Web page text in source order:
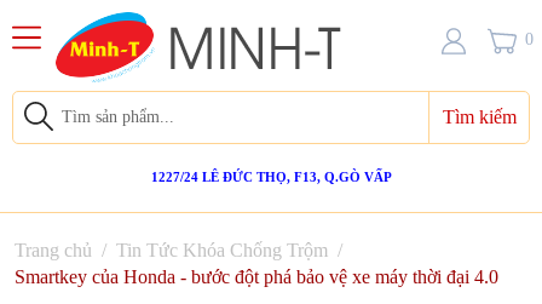
Tìm kiếm
1227/24 LÊ ĐỨC THỌ, F13, Q.GÒ VẤP
0
Trang chủ / Tin Tức Khóa Chống Trộm /
Smartkey của Honda - bước đột phá bảo vệ xe máy thời đại 4.0